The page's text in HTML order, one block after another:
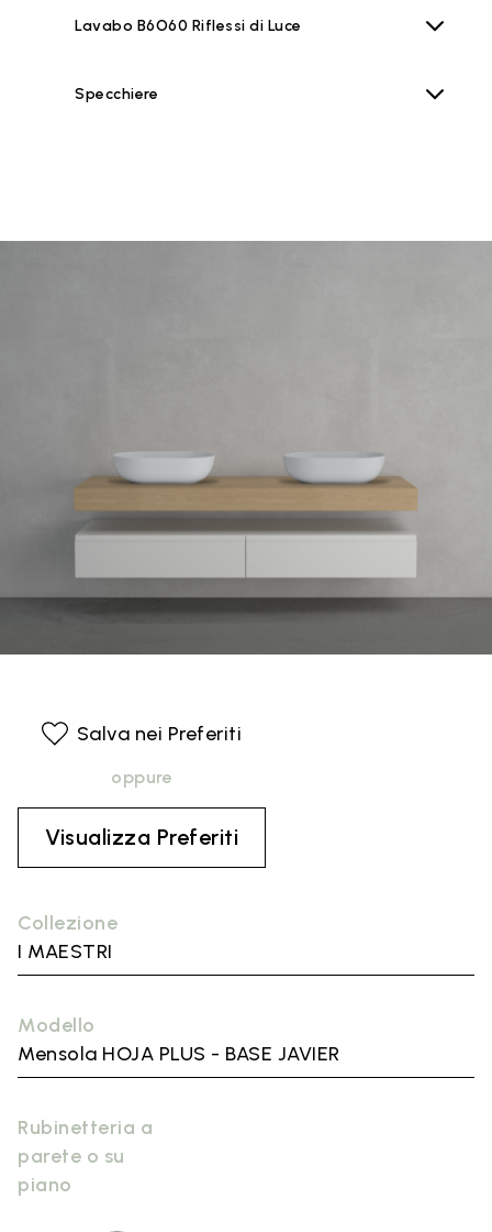
Lavabo B6O60 Riflessi di Luce
Specchiere
Collezione
I MAESTRI
Modello
Mensola HOJA PLUS - BASE JAVIER
Rubinetteria a
parete o su
piano
Salva nei Preferiti
oppure
Visualizza Preferiti